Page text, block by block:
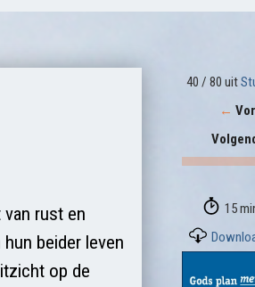
rust en
beider leven
op de
40 / 80 uit
←
15